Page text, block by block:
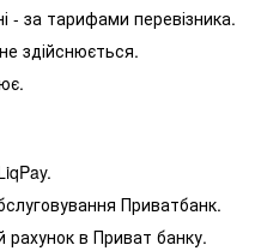
- за тарифами перевізника.
здійснюється.
Приватбанк.
рахунок в Приват банку.